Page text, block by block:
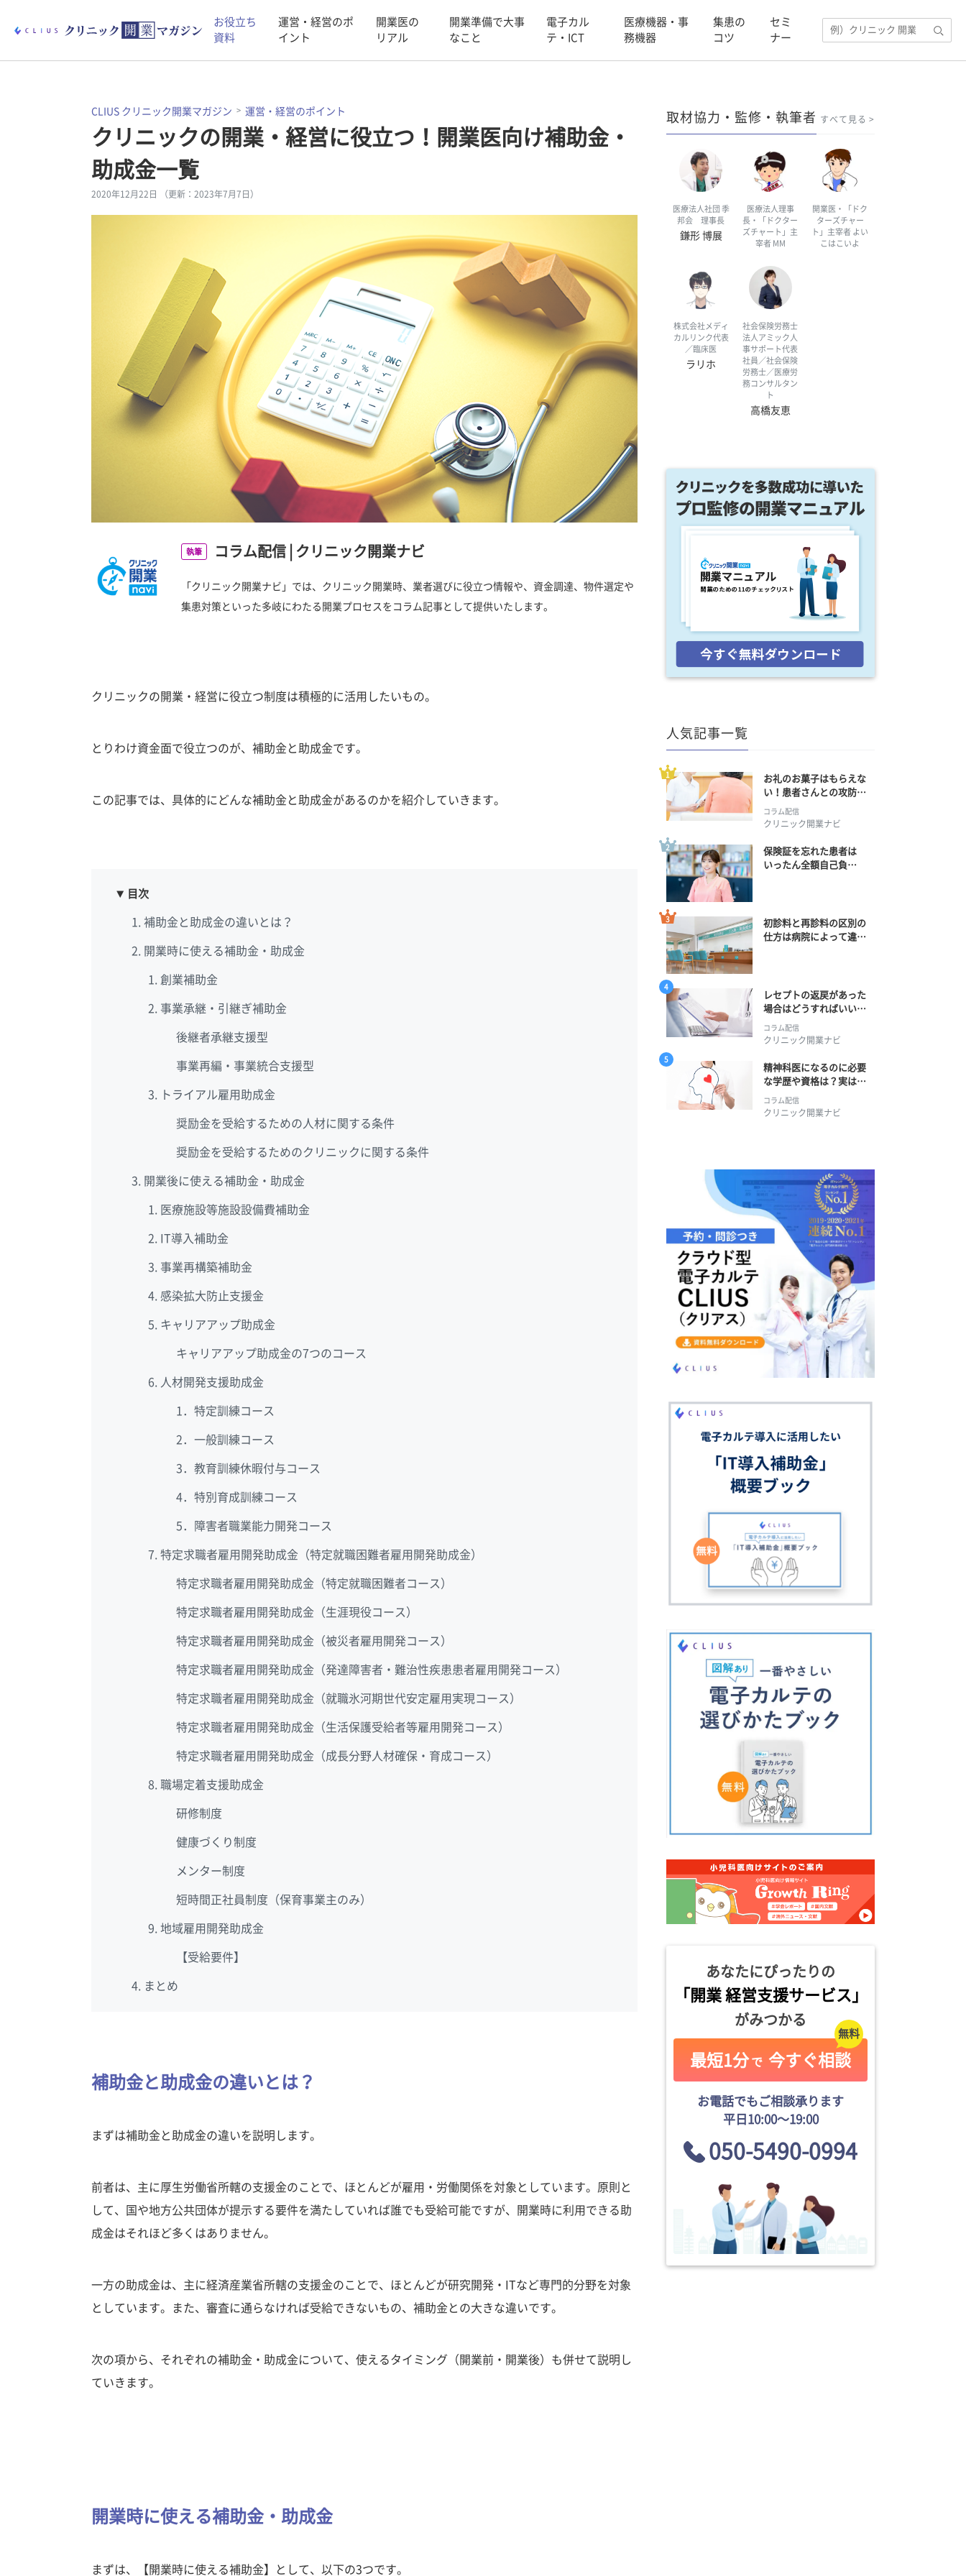
お役立ち
資料
運営・経営のポ
イント
開業医の
リアル
開業準備で大事
なこと
電子カル
テ・ICT
医療機器・事
務機器
集患の
コツ
セミ
ナー
CLIUS クリニック開業マガジン 運営・経営のポイント
クリニックの開業・経営に役立つ！開業医向け補助金・
助成金一覧
2020年12月22日 （更新：2023年7月7日）
執筆 コラム配信 クリニック開業ナビ
「クリニック開業ナビ」では、クリニック開業時、業者選びに役立つ情報や、資金調達、物件選定や
集患対策といった多岐にわたる開業プロセスをコラム記事として提供いたします。
クリニックの開業・経営に役立つ制度は積極的に活用したいもの。
とりわけ資金面で役立つのが、補助金と助成金です。
この記事では、具体的にどんな補助金と助成金があるのかを紹介していきます。
目次
補助金と助成金の違いとは？
開業時に使える補助金・助成金
創業補助金
事業承継・引継ぎ補助金
後継者承継支援型
事業再編・事業統合支援型
トライアル雇用助成金
奨励金を受給するための人材に関する条件
奨励金を受給するためのクリニックに関する条件
開業後に使える補助金・助成金
医療施設等施設設備費補助金
IT導入補助金
事業再構築補助金
感染拡大防止支援金
キャリアアップ助成金
キャリアアップ助成金の7つのコース
人材開発支援助成金
1．特定訓練コース
2．一般訓練コース
3．教育訓練休暇付与コース
4．特別育成訓練コース
5．障害者職業能力開発コース
特定求職者雇用開発助成金（特定就職困難者雇用開発助成金）
特定求職者雇用開発助成金（特定就職困難者コース）
特定求職者雇用開発助成金（生涯現役コース）
特定求職者雇用開発助成金（被災者雇用開発コース）
特定求職者雇用開発助成金（発達障害者・難治性疾患患者雇用開発コース）
特定求職者雇用開発助成金（就職氷河期世代安定雇用実現コース）
特定求職者雇用開発助成金（生活保護受給者等雇用開発コース）
特定求職者雇用開発助成金（成長分野人材確保・育成コース）
職場定着支援助成金
研修制度
健康づくり制度
メンター制度
短時間正社員制度（保育事業主のみ）
地域雇用開発助成金
【受給要件】
まとめ
補助金と助成金の違いとは？
まずは補助金と助成金の違いを説明します。
前者は、主に厚生労働省所轄の支援金のことで、ほとんどが雇用・労働関係を対象としています。原則と
して、国や地方公共団体が提示する要件を満たしていれば誰でも受給可能ですが、開業時に利用できる助
成金はそれほど多くはありません。
一方の助成金は、主に経済産業省所轄の支援金のことで、ほとんどが研究開発・ITなど専門的分野を対象
としています。また、審査に通らなければ受給できないもの、補助金との大きな違いです。
次の項から、それぞれの補助金・助成金について、使えるタイミング（開業前・開業後）も併せて説明し
ていきます。
開業時に使える補助金・助成金
まずは、【開業時に使える補助金】として、以下の3つです。
取材協力・監修・執筆者 すべて見る
医療法人社団 季
邦会 理事長
鎌形 博展
医療法人理事
長・「ドクター
ズチャート」主
宰者 MM
開業医・「ドク
ターズチャー
ト」主宰者 よい
こはこいよ
株式会社メディ
カルリンク代表
／臨床医
ラリホ
社会保険労務士
法人アミック人
事サポート代表
社員／社会保険
労務士／医療労
務コンサルタン
ト
高橋友恵
人気記事一覧
お礼のお菓子はもらえな
い！患者さんとの攻防の
コラム配信
クリニック開業ナビ
保険証を忘れた患者は
いったん全額自己負
初診料と再診料の区別の
仕方は病院によって違
レセプトの返戻があった
場合はどうすればいい？
そのプロセスとは？
コラム配信
クリニック開業ナビ
精神科医になるのに必要
な学歴や資格は？実は学
士編入学からでも目指せ
る！
コラム配信
クリニック開業ナビ
あなたにぴったりの
「開業 経営支援サービス」
がみつかる
最短1分 で 今すぐ相談
お電話でもご相談承ります
平日10:00〜19:00
050-5490-0994